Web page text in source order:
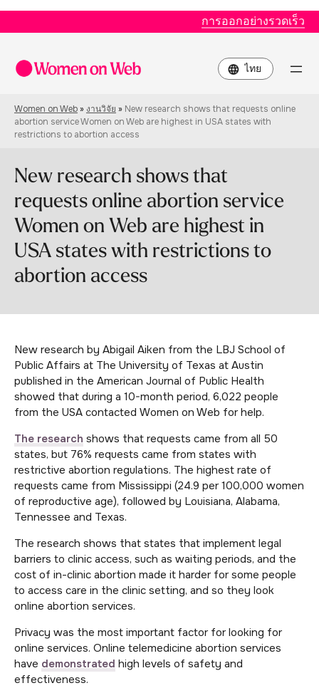
การออกอย่างรวดเร็ว
Choose
a
Women on Web » งานวิจัย » New research shows that requests online
abortion service Women on Web are highest in USA states with
restrictions to abortion access
New research shows that
requests online abortion service
Women on Web are highest in
USA states with restrictions to
abortion access
New research by Abigail Aiken from the LBJ School of
Public Affairs at The University of Texas at Austin
published in the American Journal of Public Health
showed that during a 10-month period, 6,022 people
from the USA contacted Women on Web for help.
The research shows that requests came from all 50
states, but 76% requests came from states with
restrictive abortion regulations. The highest rate of
requests came from Mississippi (24.9 per 100,000 women
of reproductive age), followed by Louisiana, Alabama,
Tennessee and Texas.
The research shows that states that implement legal
barriers to clinic access, such as waiting periods, and the
cost of in-clinic abortion made it harder for some people
to access care in the clinic setting, and so they look
online abortion services.
Privacy was the most important factor for looking for
online services. Online telemedicine abortion services
have demonstrated high levels of safety and
effectiveness.